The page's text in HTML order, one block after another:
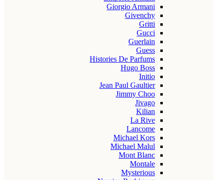
Giorgio Armani
Givenchy
Gritti
Gucci
Guerlain
Guess
Histories De Parfums
Hugo Boss
Initio
Jean Paul Gaultier
Jimmy Choo
Jivago
Kilian
La Rive
Lancome
Michael Kors
Michael Malul
Mont Blanc
Montale
Mysterious